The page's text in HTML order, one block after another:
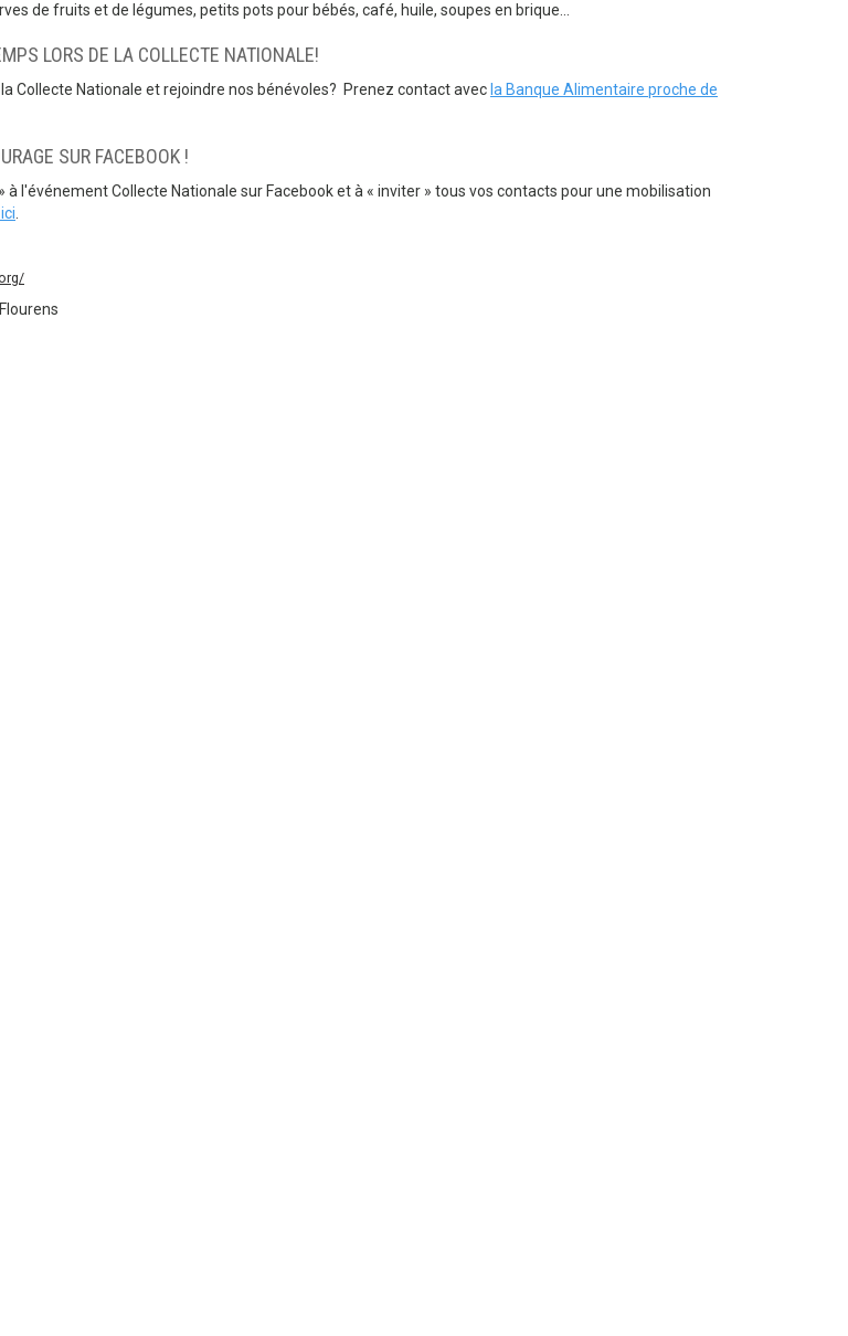
de fruits et de légumes, petits pots pour bébés, café, huile, soupes en brique...
LORS DE LA COLLECTE NATIONALE!
Collecte Nationale et rejoindre nos bénévoles? Prenez contact avec la Banque Alimentaire proche de
SUR FACEBOOK !
à l'événement Collecte Nationale sur Facebook et à « inviter » tous vos contacts pour une mobilisation
Flourens